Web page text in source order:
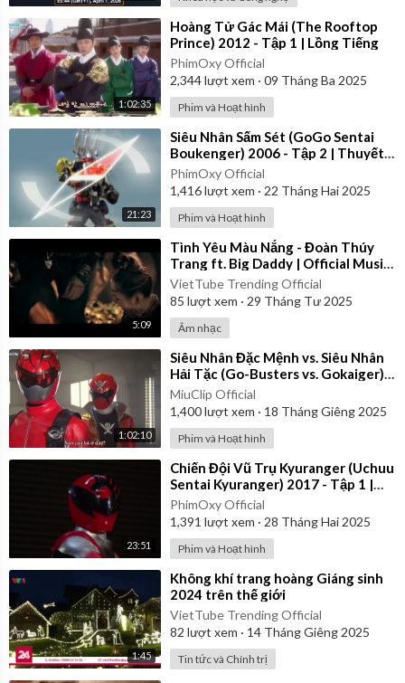
1:02:35
⁣Hoàng Tử Gác Mái (The Rooftop
Prince) 2012 - Tập 1 | Lồng Tiếng
PhimOxy Official
2,344lượt xem · 09 Tháng Ba 2025
Phim và Hoạt hình
21:23
⁣Siêu Nhân Sấm Sét (GoGo Sentai
Boukenger) 2006 - Tập 2 | Thuyết
Minh
PhimOxy Official
1,416lượt xem · 22 Tháng Hai 2025
Phim và Hoạt hình
5:09
⁣Tình Yêu Màu Nắng - Đoàn Thúy
Trang ft. Big Daddy | Official Music
Video
VietTube Trending Official
85 lượt xem · 29 Tháng Tư 2025
Âm nhạc
1:02:10
⁣Siêu Nhân Đặc Mệnh vs. Siêu Nhân
Hải Tặc (Go-Busters vs. Gokaiger) |
Vietsub
MiuClip Official
1,400lượt xem · 18 Tháng Giêng 2025
Phim và Hoạt hình
23:51
⁣Chiến Đội Vũ Trụ Kyuranger (Uchuu
Sentai Kyuranger) 2017 - Tập 1 |
Thuyết Minh
PhimOxy Official
1,391 lượt xem · 28 Tháng Hai 2025
Phim và Hoạt hình
1:45
⁣Không khí trang hoàng Giáng sinh
2024 trên thế giới
VietTube Trending Official
82 lượt xem · 14 Tháng Giêng 2025
Tin tức và Chính trị